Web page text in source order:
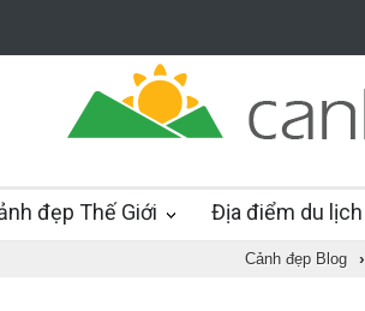
đẹp Thế Giới Địa điểm du lịch
Cảnh đẹp Blog ›